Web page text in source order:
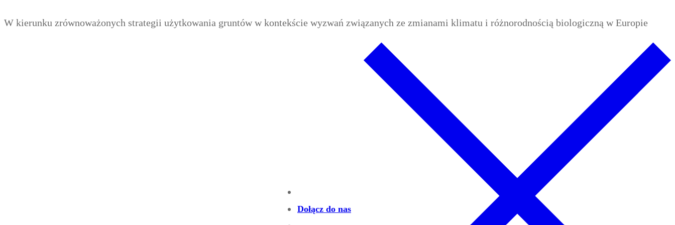
Inhalt
W kierunku zrównoważonych strategii użytkowania gruntów w kontekście wyzwań związanych ze zmianami klimatu i różnorodnością biologiczną w Europie
Dołącz do nas